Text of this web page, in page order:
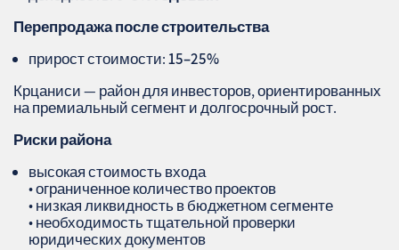
Перепродажа после строительства
прирост стоимости:15–25%
Крцаниси — район для инвесторов, ориентированных
на премиальный сегмент и долгосрочный рост.
Риски района
высокая стоимость входа
• ограниченное количество проектов
• низкая ликвидность в бюджетном сегменте
• необходимость тщательной проверки
юридических документов